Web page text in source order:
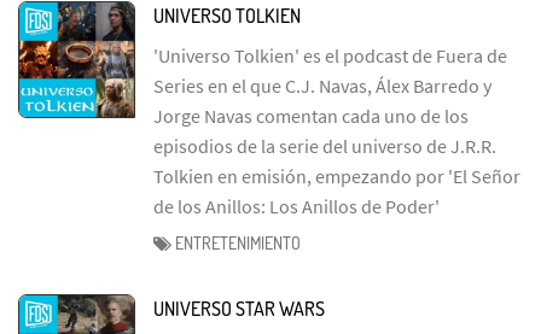
UNIVERSO TOLKIEN
'Universo Tolkien' es el podcast de Fuera de
Series en el que C.J. Navas, Álex Barredo y
Jorge Navas comentan cada uno de los
episodios de la serie del universo de J.R.R.
Tolkien en emisión, empezando por 'El Señor
de los Anillos: Los Anillos de Poder'
ENTRETENIMIENTO
UNIVERSO STAR WARS